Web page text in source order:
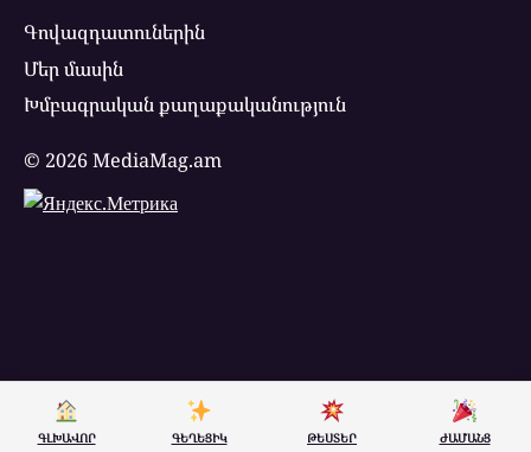
Գովազդատուներին
Մեր մասին
Խմբագրական քաղաքականություն
© 2026 MediaMag.am
ԳԼԽԱՎՈՐ ԳԵՂԵՑԻԿ ԹԵՍՏԵՐ ԺԱՄԱՆՑ